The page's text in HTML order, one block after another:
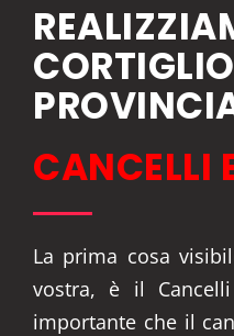
CANCELLI
La prima cosa
vostra, è il
importante che il